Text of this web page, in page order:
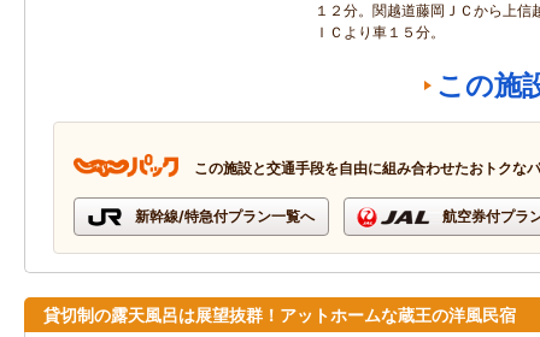
１２分。関越道藤岡ＪＣから上信
ＩＣより車１５分。
この施
この施設と交通手段を自由に組み合わせたおトクな
新幹線/特急付プラン一覧へ 航空券付プラ
貸切制の露天風呂は展望抜群！アットホームな蔵王の洋風民宿